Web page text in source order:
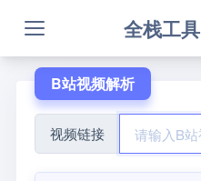
全栈工具
B站视频解析
视频链接